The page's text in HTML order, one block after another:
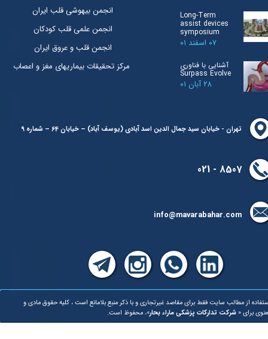
تهران - خیابان سید جمال الدین اسد آبادی (یوسف آباد) – خیابان 64 – شماره 9
8507 - 021
info@mavarabahar.com
از مطالب سایت فقط برای مقاصد غیرتجاری و با ذکر منبع بلامانع است ، کلیه حقوق مادی و
برای «شرکت تدارکات پزشکی ماراء بحار»، محفوظ است.
Long-Term
assist devices
symposium
۰۷ اسفند ۰۱
آشنایی با فناوری
Surpass Evolve
۲۸ آبان ۰۱
انجمن بیهوشی قلب ایران
انجمن علمی قلب کودکان
انجمن قلب و عروق ایران
مرکز تحقیقات بیماریهای مغز و اعصاب